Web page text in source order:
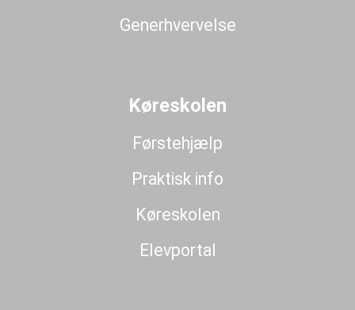
Generhvervelse
Køreskolen
Førstehjælp
Praktisk info
Køreskolen
Elevportal